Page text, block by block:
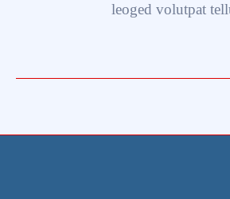
leoged volutpat